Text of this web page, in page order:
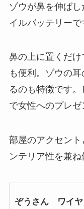
ゾウが鼻を伸ば
イルバッテリーで
鼻の上に置くだ
も便利。ゾウの
るのも特徴です
で女性へのプレゼ
部屋のアクセン
ンテリア性を兼ね
ぞうさん ワイヤ